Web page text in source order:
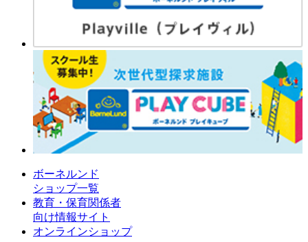
ボーネルンド
ショップ一覧
教育・保育関係者
向け情報サイト
オンラインショップ